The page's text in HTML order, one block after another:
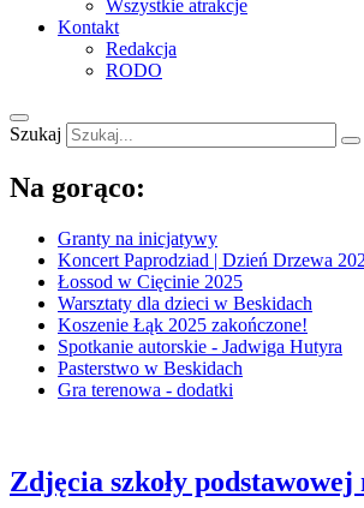
Wszystkie atrakcje
Kontakt
Redakcja
RODO
Szukaj
Na gorąco:
Granty na inicjatywy
Koncert Paprodziad | Dzień Drzewa
Łossod w Cięcinie 2025
Warsztaty dla dzieci w Beskidach
Koszenie Łąk 2025 zakończone!
Spotkanie autorskie - Jadwiga Hutyra
Pasterstwo w Beskidach
Gra terenowa - dodatki
Zdjęcia szkoły